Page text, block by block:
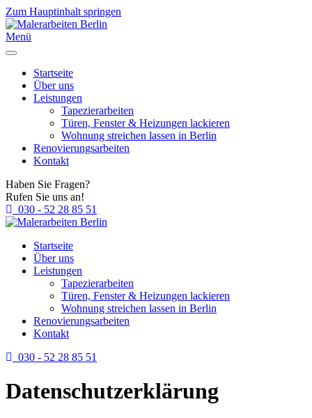
Zum Hauptinhalt springen
Menü
Startseite
Über uns
Leistungen
Tapezierarbeiten
Türen, Fenster & Heizungen lackieren
Wohnung streichen lassen in Berlin
Renovierungsarbeiten
Kontakt
Haben Sie Fragen?
Rufen Sie uns an!
030 - 52 28 85 51
Startseite
Über uns
Leistungen
Tapezierarbeiten
Türen, Fenster & Heizungen lackieren
Wohnung streichen lassen in Berlin
Renovierungsarbeiten
Kontakt
030 - 52 28 85 51
Datenschutzerklärung